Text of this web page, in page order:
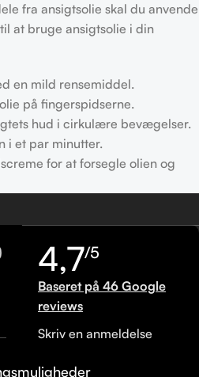
fra ansigtsolie skal du anvende
at bruge ansigtsolie i din
en mild rensemiddel.
på fingerspidserne.
hud i cirkulære bevægelser.
i et par minutter.
for at forsegle olien og
4,7/5
Baseret på 46 Google
reviews
Skriv en anmeldelse